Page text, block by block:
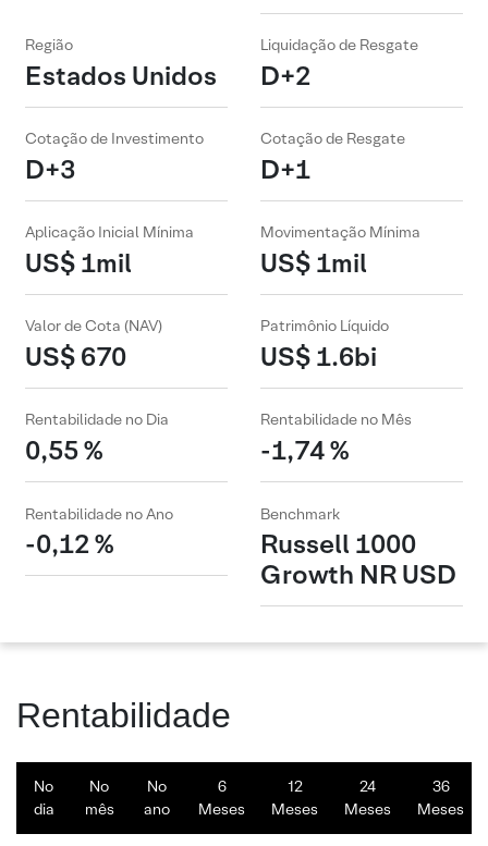
Região
Estados Unidos
Liquidação de Resgate
D+2
Cotação de Investimento
D+3
Cotação de Resgate
D+1
Aplicação Inicial Mínima
US$ 1mil
Movimentação Mínima
US$ 1mil
Valor de Cota (NAV)
US$ 670
Patrimônio Líquido
US$ 1.6bi
Rentabilidade no Dia
0,55 %
Rentabilidade no Mês
-1,74 %
Rentabilidade no Ano
-0,12 %
Benchmark
Russell 1000
Growth NR USD
Rentabilidade
No
dia
No
mês
No
ano
6
Meses
12
Meses
24
Meses
36
Meses